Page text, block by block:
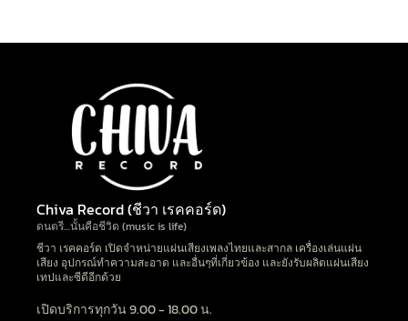
Chiva Record (ชีวา เรคคอร์ด)
ดนตรี…นั้นคือชีวิต (music is life)
ชีวา เรคคอร์ด เปิดจำหน่ายแผ่นเสียงเพลงไทยและสากล เครื่องเล่นแผ่น
เสียง อุปกรณ์ทำความสะอาด และอื่นๆที่เกี่ยวข้อง และยังรับผลิตแผ่นเสียง
เทปและซีดีอีกด้วย
เปิดบริการทุกวัน 9.00 - 18.00 น.